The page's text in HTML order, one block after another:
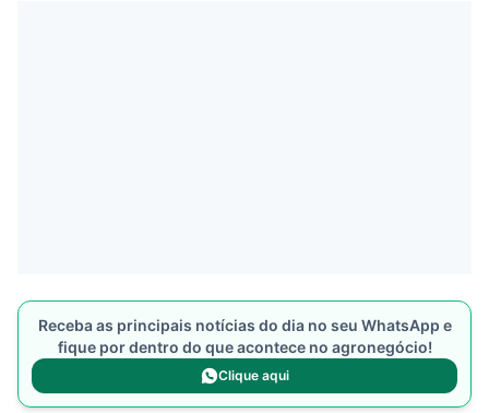
Receba as principais notícias do dia no seu WhatsApp e
fique por dentro do que acontece no agronegócio!
Clique aqui